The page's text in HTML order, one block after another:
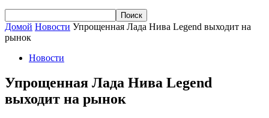
Домой Новости Упрощенная Лада Нива Legend выходит на
рынок
Новости
Упрощенная Лада Нива Legend
выходит на рынок